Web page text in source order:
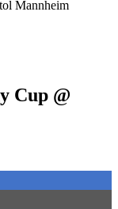
Cup @